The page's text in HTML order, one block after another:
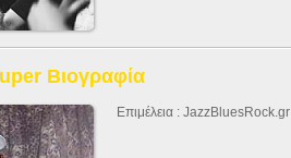
Βιογραφία
Επιμέλεια : JazzBluesRock.gr